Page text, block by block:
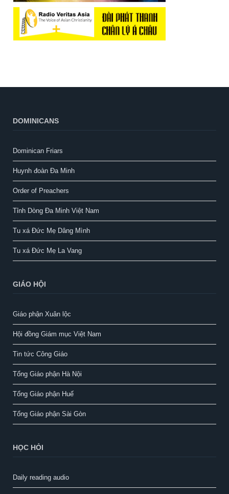
DOMINICANS
Dominican Friars
Huynh đoàn Đa Minh
Order of Preachers
Tỉnh Dòng Đa Minh Việt Nam
Tu xá Đức Mẹ Dâng Mình
Tu xá Đức Mẹ La Vang
GIÁO HỘI
Giáo phận Xuân lộc
Hội đồng Giám mục Việt Nam
Tin tức Công Giáo
Tổng Giáo phận Hà Nội
Tổng Giáo phận Huế
Tổng Giáo phận Sài Gòn
HỌC HỎI
Daily reading audio